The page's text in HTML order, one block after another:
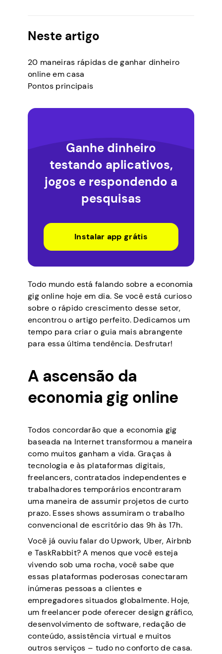
Neste artigo
20 maneiras rápidas de ganhar dinheiro
online em casa
Pontos principais
Ganhe dinheiro
testando aplicativos,
jogos e respondendo a
pesquisas
Instalar app grátis
Todo mundo está falando sobre a economia
gig online hoje em dia. Se você está curioso
sobre o rápido crescimento desse setor,
encontrou o artigo perfeito. Dedicamos um
tempo para criar o guia mais abrangente
para essa última tendência. Desfrutar!
A ascensão da
economia gig online
Todos concordarão que a economia gig
baseada na Internet transformou a maneira
como muitos ganham a vida. Graças à
tecnologia e às plataformas digitais,
freelancers, contratados independentes e
trabalhadores temporários encontraram
uma maneira de assumir projetos de curto
prazo. Esses shows assumiram o trabalho
convencional de escritório das 9h às 17h.
Você já ouviu falar do Upwork, Uber, Airbnb
e TaskRabbit? A menos que você esteja
vivendo sob uma rocha, você sabe que
essas plataformas poderosas conectaram
inúmeras pessoas a clientes e
empregadores situados globalmente. Hoje,
um freelancer pode oferecer design gráfico,
desenvolvimento de software, redação de
conteúdo, assistência virtual e muitos
outros serviços – tudo no conforto de casa.